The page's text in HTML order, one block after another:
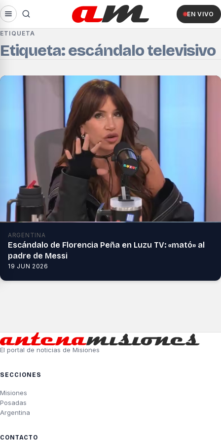
EN VIVO
ETIQUETA
Etiqueta: escándalo televisivo
ARGENTINA
Escándalo de Florencia Peña en Luzu TV: «mató» al
padre de Messi
19 JUN 2026
El portal de noticias de Misiones
SECCIONES
Misiones
Posadas
Argentina
CONTACTO